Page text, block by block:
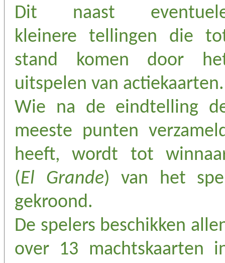
Dit naast
kleinere tellingen die
stand komen door
uitspelen van actiekaarten.
Wie na de eindtelling
meeste punten
heeft, wordt tot
(El Grande) van het
gekroond.
De spelers beschikken
over 13 machtskaarten